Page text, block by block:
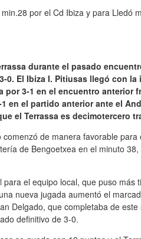
por el Cd Ibiza y para Lledó
durante el pasado
0. El Ibiza I. Pitiusas llegó con
3-1 en el encuentro anterior
en el partido anterior ante el
el Terrassa es decimotercero
de manera favorable
de Bengoetxea en el minuto
para el equipo local, que puso
nueva jugada aumentó el
Delgado, que completaba de
definitivo de 3-0.